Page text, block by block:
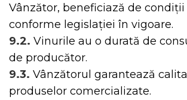
Vânzător, beneficiază de
conforme legislației în vigoare.
9.2. Vinurile au o durată de
de producător.
9.3. Vânzătorul garantează
produselor comercializate.